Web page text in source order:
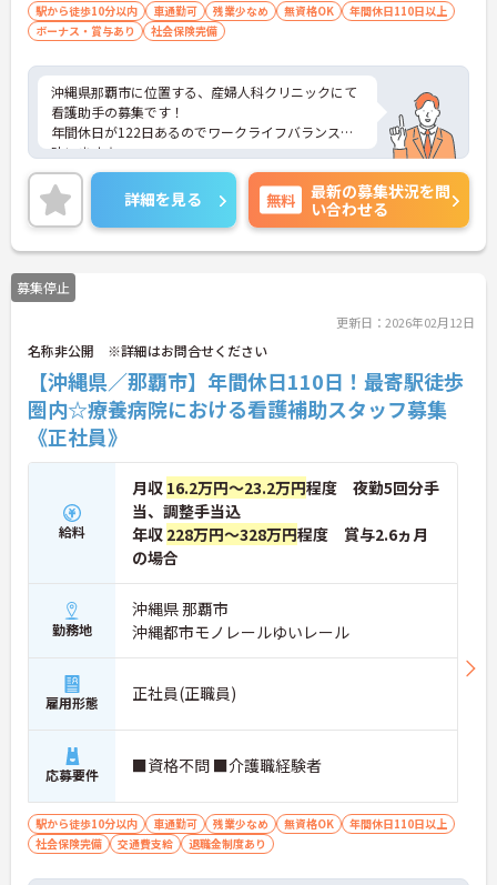
駅から徒歩10分以内 車通勤可 残業少なめ 無資格OK
年間休日110日以上
ボーナス・賞与あり
社会保険完備
沖縄県那覇市に位置する、産婦人科クリニックにて
看護助手の募集です！
年間休日が122日あるのでワークライフバランスが
叶います☆
また、駅から徒歩4分の立地で、マイカー通勤も可
能なので通勤らくらくです◎
ご興味のある方には、面接対策ポイントなど、さら
に詳細をお話しいたしますのでお気軽にご相談くだ
さい！
詳細を見る 無料
最新の募集状況を問
い合わせる
募集停止
更新日：2026年02月12日
名称非公開 ※詳細はお問合せください
【沖縄県／那覇市】年間休日110日！最寄駅徒歩
圏内☆療養病院における看護補助スタッフ募集
《正社員》
給料
月収 16.2万円～23.2万円程度 夜勤5回分手
当、調整手当込
年収 228万円～328万円程度 賞与2.6ヵ月
の場合
勤務地
沖縄県 那覇市
沖縄都市モノレールゆいレール
雇用形態 正社員(正職員)
応募要件 ■資格不問 ■介護職経験者
駅から徒歩10分以内 車通勤可 残業少なめ 無資格OK
年間休日110日以上
社会保険完備
交通費支給 退職金制度あり